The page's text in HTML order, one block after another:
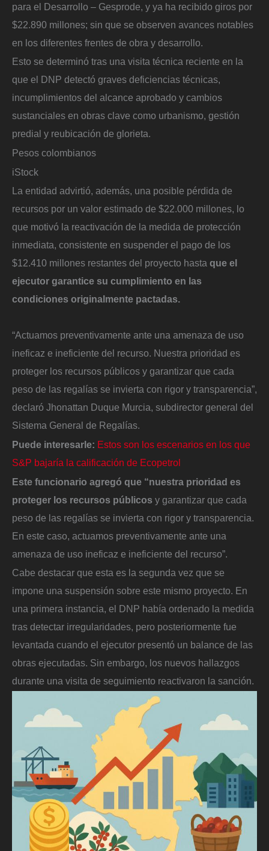
para el Desarrollo – Gesprode, y ya ha recibido giros por
$22.890 millones; sin que se observen avances notables
en los diferentes frentes de obra y desarrollo.
Esto se determinó tras una visita técnica reciente en la
que el DNP detectó graves deficiencias técnicas,
incumplimientos del alcance aprobado y cambios
sustanciales en obras clave como urbanismo, gestión
predial y reubicación de glorieta.
Pesos colombianos
iStock
La entidad advirtió, además, una posible pérdida de
recursos por un valor estimado de $22.000 millones, lo
que motivó la reactivación de la medida de protección
inmediata, consistente en suspender el pago de los
$12.410 millones restantes del proyecto hasta que el
ejecutor garantice su cumplimiento en las
condiciones originalmente pactadas.
“Actuamos preventivamente ante una amenaza de uso
ineficaz e ineficiente del recurso. Nuestra prioridad es
proteger los recursos públicos y garantizar que cada
peso de las regalías se invierta con rigor y transparencia”,
declaró Jhonattan Duque Murcia, subdirector general del
Sistema General de Regalías.
Puede interesarle: Estos son los escenarios en los que
S&P bajaría la calificación de Ecopetrol
Este funcionario agregó que “nuestra prioridad es
proteger los recursos públicos y garantizar que cada
peso de las regalías se invierta con rigor y transparencia.
En este caso, actuamos preventivamente ante una
amenaza de uso ineficaz e ineficiente del recurso”.
Cabe destacar que esta es la segunda vez que se
impone una suspensión sobre este mismo proyecto. En
una primera instancia, el DNP había ordenado la medida
tras detectar irregularidades, pero posteriormente fue
levantada cuando el ejecutor presentó un balance de las
obras ejecutadas. Sin embargo, los nuevos hallazgos
durante una visita de seguimiento reactivaron la sanción.